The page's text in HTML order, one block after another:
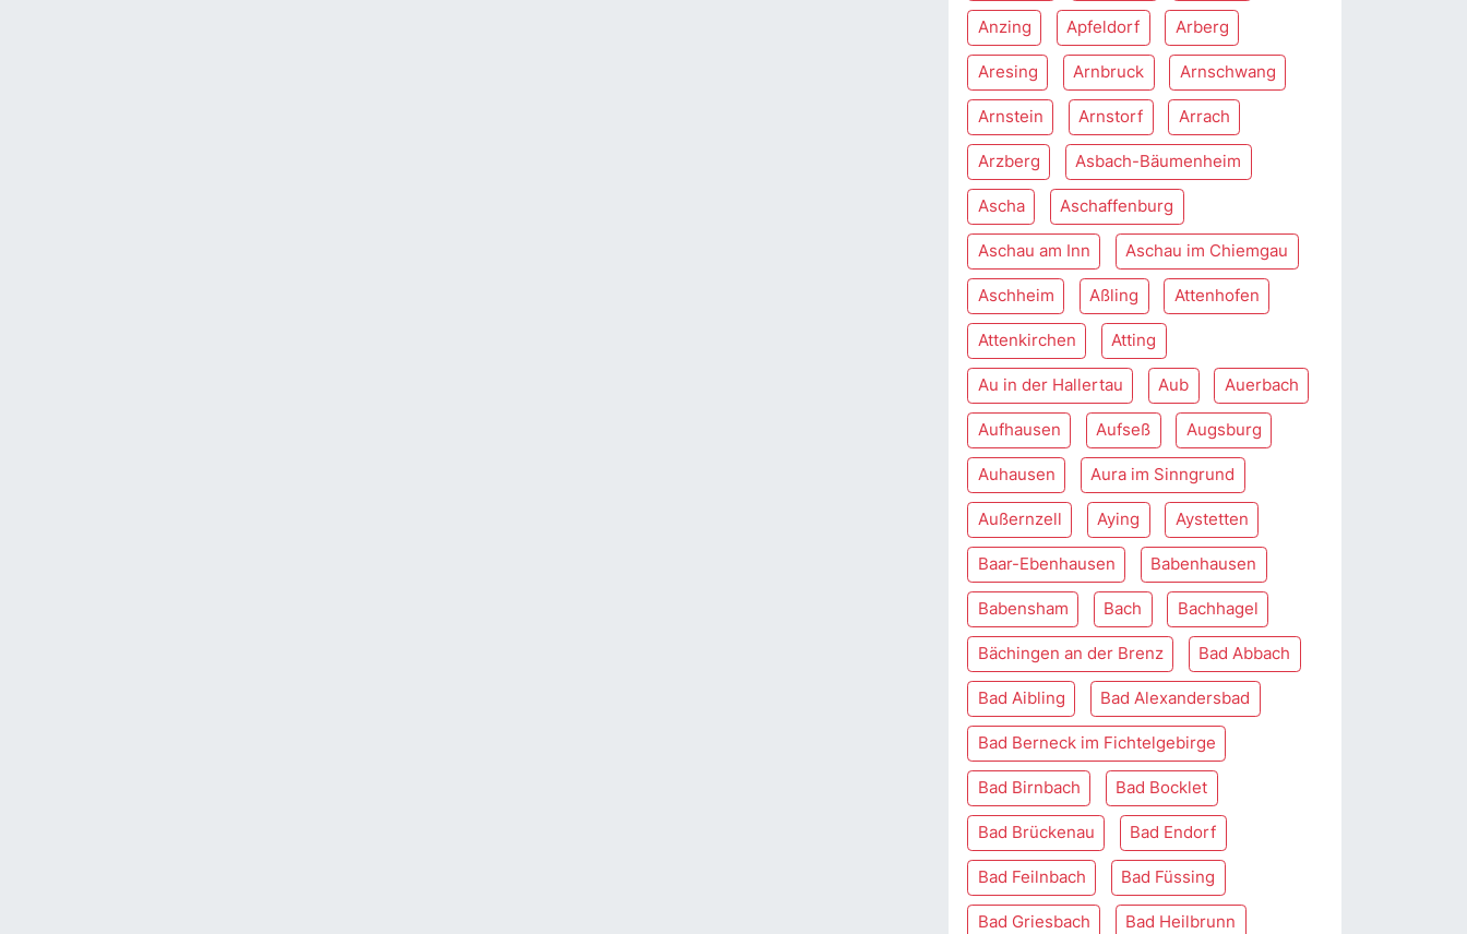
Anzing Apfeldorf Arberg
Aresing Arnbruck Arnschwang
Arnstein Arnstorf Arrach
Arzberg Asbach-Bäumenheim
Ascha Aschaffenburg
Aschau am Inn Aschau im Chiemgau
Aschheim Aßling Attenhofen
Attenkirchen Atting
Au in der Hallertau Aub Auerbach
Aufhausen Aufseß Augsburg
Auhausen Aura im Sinngrund
Außernzell Aying Aystetten
Baar-Ebenhausen Babenhausen
Babensham Bach Bachhagel
Bächingen an der Brenz Bad Abbach
Bad Aibling Bad Alexandersbad
Bad Berneck im Fichtelgebirge
Bad Birnbach Bad Bocklet
Bad Brückenau Bad Endorf
Bad Feilnbach Bad Füssing
Bad Griesbach Bad Heilbrunn